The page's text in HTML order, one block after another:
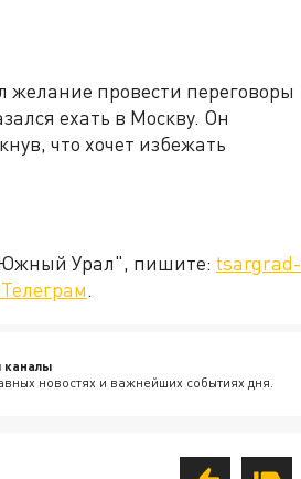
провести переговоры
ехать в Москву. Он
что хочет избежать
Южный Урал", пишите: tsargrad-
.
каналы
новостях и важнейших событиях дня.